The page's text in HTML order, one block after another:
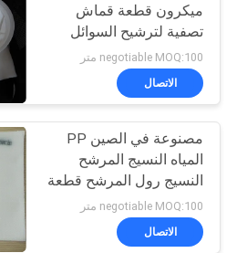
ميكرون قطعة قماش
تصفية لترشيح السوائل
وطول عمر الخدمة
negotiable MOQ:100 متر
الاتصال
مصنوعة في الصين PP
المياه النسيج المرشح
النسيج رول المرشح قطعة
قماش ميكرون البولي
بروبلين المرشح قطعة
قماش
negotiable MOQ:100 متر
الاتصال